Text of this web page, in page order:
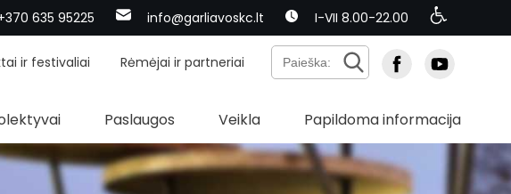
635 95225 info@garliavoskc.lt I-VII 8.00-22.00
ir festivaliai Rėmėjai ir partneriai
Paslaugos Veikla Papildoma informacija